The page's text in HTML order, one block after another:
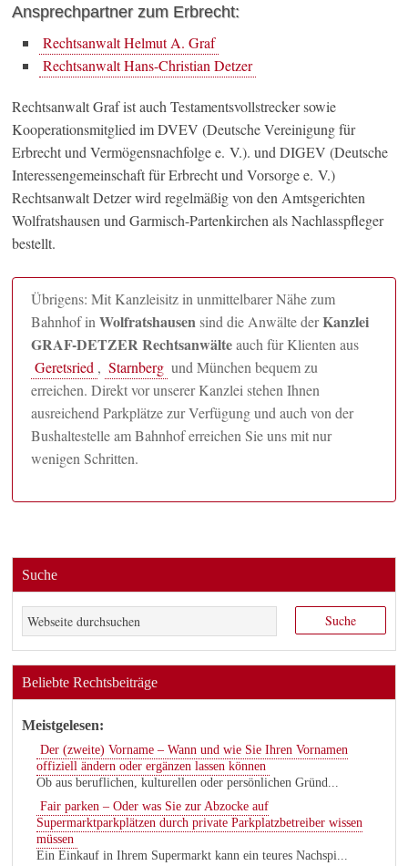
Ansprechpartner zum Erbrecht:
Rechtsanwalt Helmut A. Graf
Rechtsanwalt Hans-Christian Detzer
Rechtsanwalt Graf ist auch Testamentsvollstrecker sowie
Kooperationsmitglied im DVEV (Deutsche Vereinigung für
Erbrecht und Vermögensnachfolge e. V.). und DIGEV (Deutsche
Interessengemeinschaft für Erbrecht und Vorsorge e. V.)
Rechtsanwalt Detzer wird regelmäßig von den Amtsgerichten
Wolfratshausen und Garmisch-Partenkirchen als Nachlasspfleger
bestellt.
Übrigens: Mit Kanzleisitz in unmittelbarer Nähe zum
Bahnhof inWolfratshausensind die Anwälte derKanzlei
GRAF-DETZER Rechtsanwälteauch für Klienten aus
Geretsried , Starnberg und München bequem zu
erreichen. Direkt vor unserer Kanzlei stehen Ihnen
ausreichend Parkplätze zur Verfügung und auch von der
Bushaltestelle am Bahnhof erreichen Sie uns mit nur
wenigen Schritten.
Suche
Beliebte Rechtsbeiträge
Meistgelesen:
Der (zweite) Vorname – Wann und wie Sie Ihren Vornamen
offiziell ändern oder ergänzen lassen können
Ob aus beruflichen, kulturellen oder persönlichen Gründ...
Fair parken – Oder was Sie zur Abzocke auf
Supermarktparkplätzen durch private Parkplatzbetreiber wissen
müssen
Ein Einkauf in Ihrem Supermarkt kann ein teures Nachspi...